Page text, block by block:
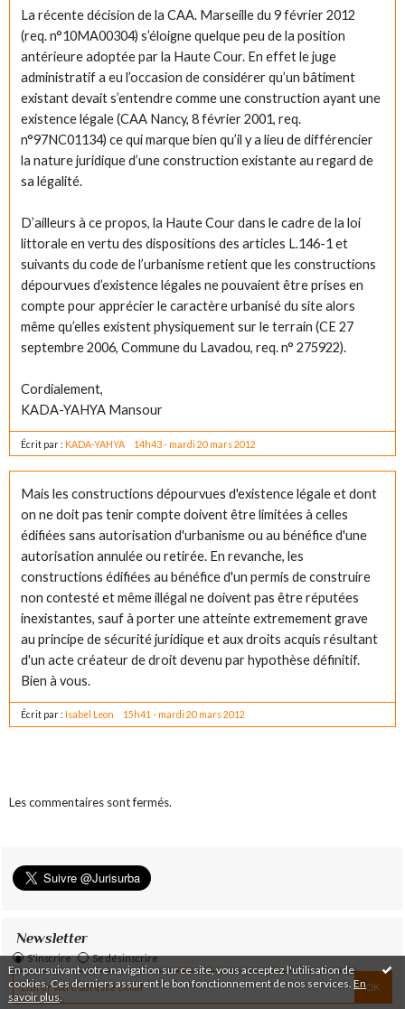
En poursuivant votre navigation sur ce site, vous acceptez l'utilisation de
cookies. Ces derniers assurent le bon fonctionnement de nos services. En
savoir plus
La récente décision de la CAA. Marseille du 9 février 2012
(req. n°10MA00304) s’éloigne quelque peu de la position
antérieure adoptée par la Haute Cour. En effet le juge
administratif a eu l’occasion de considérer qu’un bâtiment
existant devait s’entendre comme une construction ayant une
existence légale (CAA Nancy, 8 février 2001, req.
n°97NC01134) ce qui marque bien qu’il y a lieu de différencier
la nature juridique d’une construction existante au regard de
sa légalité.
D’ailleurs à ce propos, la Haute Cour dans le cadre de la loi
littorale en vertu des dispositions des articles L.146-1 et
suivants du code de l’urbanisme retient que les constructions
dépourvues d’existence légales ne pouvaient être prises en
compte pour apprécier le caractère urbanisé du site alors
même qu’elles existent physiquement sur le terrain (CE 27
septembre 2006, Commune du Lavadou, req. n° 275922).
Cordialement,
KADA-YAHYA Mansour
Écrit par : KADA-YAHYA 14h43- mardi 20 mars 2012
Mais les constructions dépourvues d'existence légale et dont
on ne doit pas tenir compte doivent être limitées à celles
édifiées sans autorisation d'urbanisme ou au bénéfice d'une
autorisation annulée ou retirée. En revanche, les
constructions édifiées au bénéfice d'un permis de construire
non contesté et même illégal ne doivent pas être réputées
inexistantes, sauf à porter une atteinte extremement grave
au principe de sécurité juridique et aux droits acquis résultant
d'un acte créateur de droit devenu par hypothèse définitif.
Bien à vous.
Écrit par : Isabel Leon 15h41- mardi 20 mars 2012
Les commentaires sont fermés.
Newsletter
S'inscrire Se désinscrire